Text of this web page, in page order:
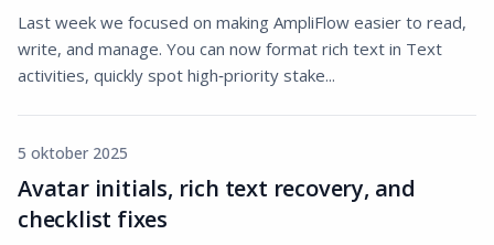
Last week we focused on making AmpliFlow easier to read,
write, and manage. You can now format rich text in Text
activities, quickly spot high‑priority stake...
5 oktober 2025
Avatar initials, rich text recovery, and
checklist fixes